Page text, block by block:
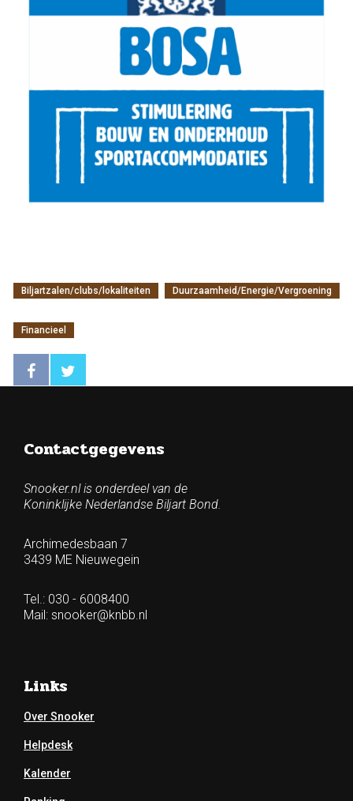
Biljartzalen/clubs/lokaliteiten Duurzaamheid/Energie/Vergroening
Financieel
Contactgegevens
Snooker.nl is onderdeel van de
Koninklijke Nederlandse Biljart Bond.
Archimedesbaan 7
3439 ME Nieuwegein
Tel.: 030 - 6008400
Mail: snooker@knbb.nl
Links
Over Snooker
Helpdesk
Kalender